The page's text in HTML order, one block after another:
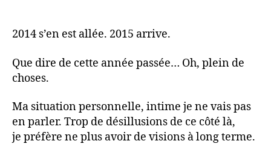
2014 s’en est allée. 2015 arrive.
Que dire de cette année passée… Oh, plein de
choses.
Ma situation personnelle, intime je ne vais pas
en parler. Trop de désillusions de ce côté là,
je préfère ne plus avoir de visions à long terme.